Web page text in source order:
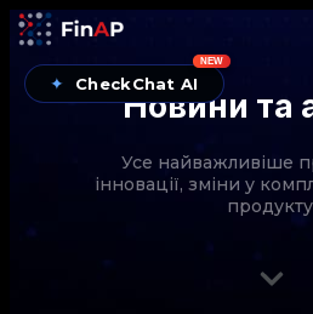
✦ CheckChat AI
NEW
Новини та
Усе найважливіше
інновації, зміни у